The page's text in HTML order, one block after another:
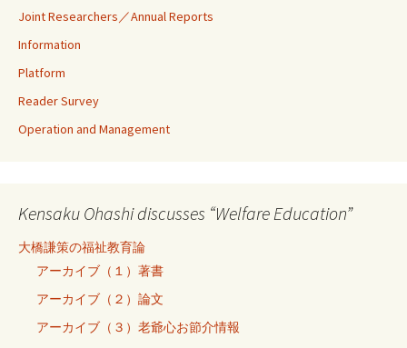
Joint Researchers／Annual Reports
Information
Platform
Reader Survey
Operation and Management
Kensaku Ohashi discusses “Welfare Education”
大橋謙策の福祉教育論
アーカイブ（１）著書
アーカイブ（２）論文
アーカイブ（３）老爺心お節介情報